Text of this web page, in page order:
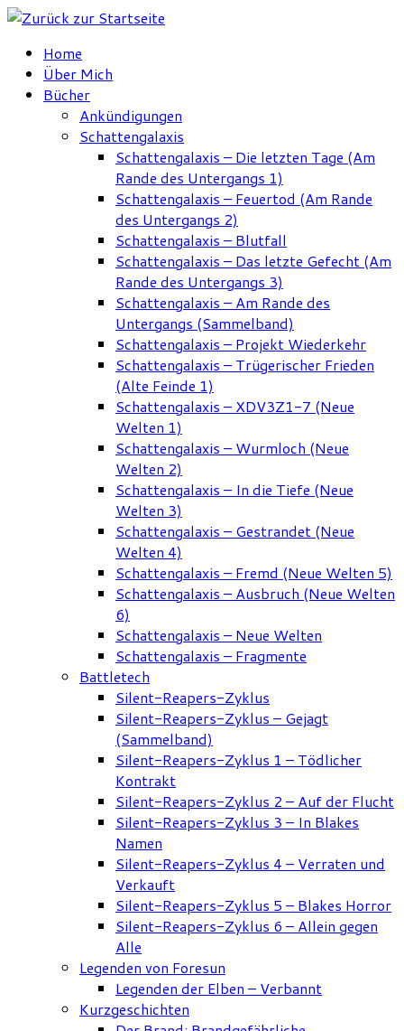
Zum
springenHome
Über Mich
Bücher
Ankündigungen
Schattengalaxis
Schattengalaxis – Die letzten Tage (Am
Rande des Untergangs 1)
Schattengalaxis – Feuertod (Am Rande
des Untergangs 2)
Schattengalaxis – Blutfall
Schattengalaxis – Das letzte Gefecht (Am
Rande des Untergangs 3)
Schattengalaxis – Am Rande des
Untergangs (Sammelband)
Schattengalaxis – Projekt Wiederkehr
Schattengalaxis – Trügerischer Frieden
(Alte Feinde 1)
Schattengalaxis – XDV3Z1-7 (Neue
Welten 1)
Schattengalaxis – Wurmloch (Neue
Welten 2)
Schattengalaxis – In die Tiefe (Neue
Welten 3)
Schattengalaxis – Gestrandet (Neue
Welten 4)
Schattengalaxis – Fremd (Neue Welten 5)
Schattengalaxis – Ausbruch (Neue Welten
6)
Schattengalaxis – Neue Welten
Schattengalaxis – Fragmente
Battletech
Silent-Reapers-Zyklus
Silent-Reapers-Zyklus – Gejagt
(Sammelband)
Silent-Reapers-Zyklus 1 – Tödlicher
Kontrakt
Silent-Reapers-Zyklus 2 – Auf der Flucht
Silent-Reapers-Zyklus 3 – In Blakes
Namen
Silent-Reapers-Zyklus 4 – Verraten und
Verkauft
Silent-Reapers-Zyklus 5 – Blakes Horror
Silent-Reapers-Zyklus 6 – Allein gegen
Alle
Legenden von Foresun
Legenden der Elben – Verbannt
Kurzgeschichten